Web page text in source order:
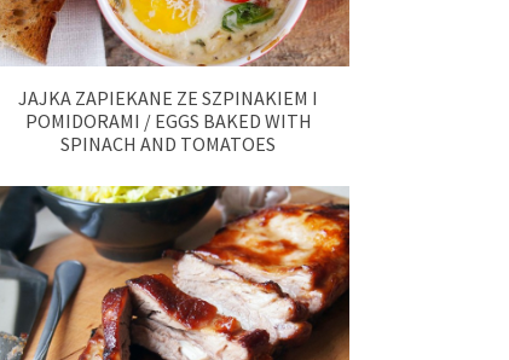
JAJKA ZAPIEKANE ZE SZPINAKIEM I
POMIDORAMI / EGGS BAKED WITH
SPINACH AND TOMATOES